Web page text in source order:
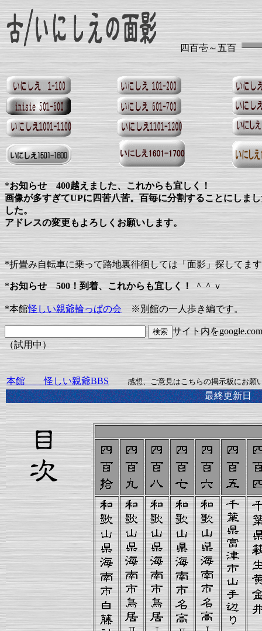
四百壱～五百
*お知らせ 400越えました、これからも宜しく！
画像が多すぎてUPに四苦八苦。百毎に分割することにしま
した。
アドレスの変更もよろしくお願いします。
*折畳み自転車に乗って路地裏徘徊しては「面影」探して
*お知らせ 500！到着、これからも宜しく！ ＾＾ｖ
*本館怪しい親爺輪っぱの会※別館の一人歩き編です。
サイト内を
（試用中）
本館 怪しい親爺BBS 感想、ご意見はこちらの掲示板にお願
最終更新日